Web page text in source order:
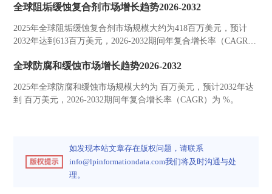
全球阻垢缓蚀复合剂市场增长趋势2026-2032
2025年全球阻垢缓蚀复合剂市场规模大约为418百万美元，预计
2032年达到613百万美元，2026-2032期间年复合增长率（CAGR）
全球防腐和缓蚀市场增长趋势2026-2032
2025年全球防腐和缓蚀市场规模大约为 百万美元，预计2032年达
到 百万美元，2026-2032期间年复合增长率（CAGR）为 %。
如发现本站文章存在版权问题，请联系
info@lpinformationdata.com我们将及时沟通与处
理。